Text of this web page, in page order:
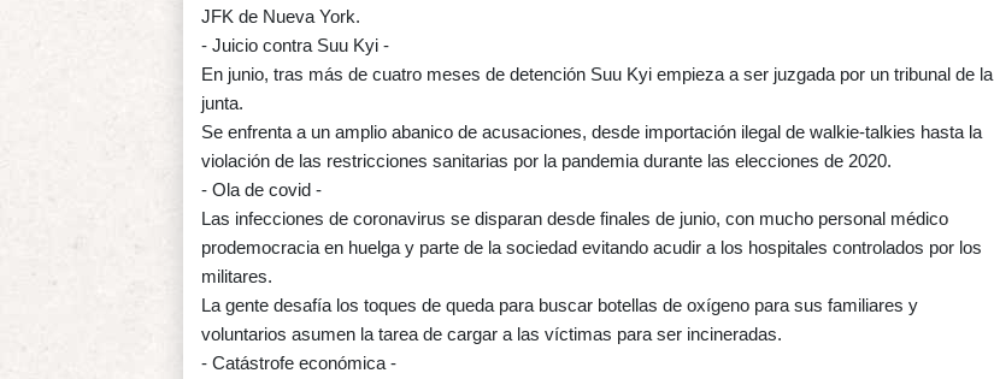
JFK de Nueva York.
- Juicio contra Suu Kyi -
En junio, tras más de cuatro meses de detención Suu Kyi empieza a ser juzgada por un tribunal de la
junta.
Se enfrenta a un amplio abanico de acusaciones, desde importación ilegal de walkie-talkies hasta la
violación de las restricciones sanitarias por la pandemia durante las elecciones de 2020.
- Ola de covid -
Las infecciones de coronavirus se disparan desde finales de junio, con mucho personal médico
prodemocracia en huelga y parte de la sociedad evitando acudir a los hospitales controlados por los
militares.
La gente desafía los toques de queda para buscar botellas de oxígeno para sus familiares y
voluntarios asumen la tarea de cargar a las víctimas para ser incineradas.
- Catástrofe económica -